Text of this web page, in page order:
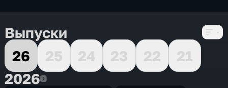
Выпуски
26
25 24 23 22
21
20262026